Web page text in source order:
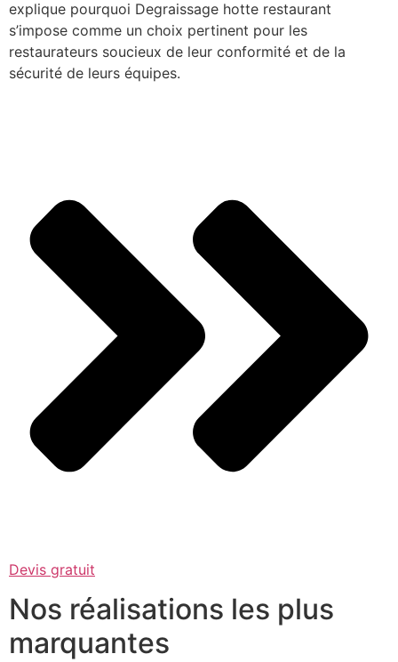
explique pourquoi Degraissage hotte restaurant
s’impose comme un choix pertinent pour les
restaurateurs soucieux de leur conformité et de la
sécurité de leurs équipes.
Devis gratuit
Nos réalisations les plus
marquantes